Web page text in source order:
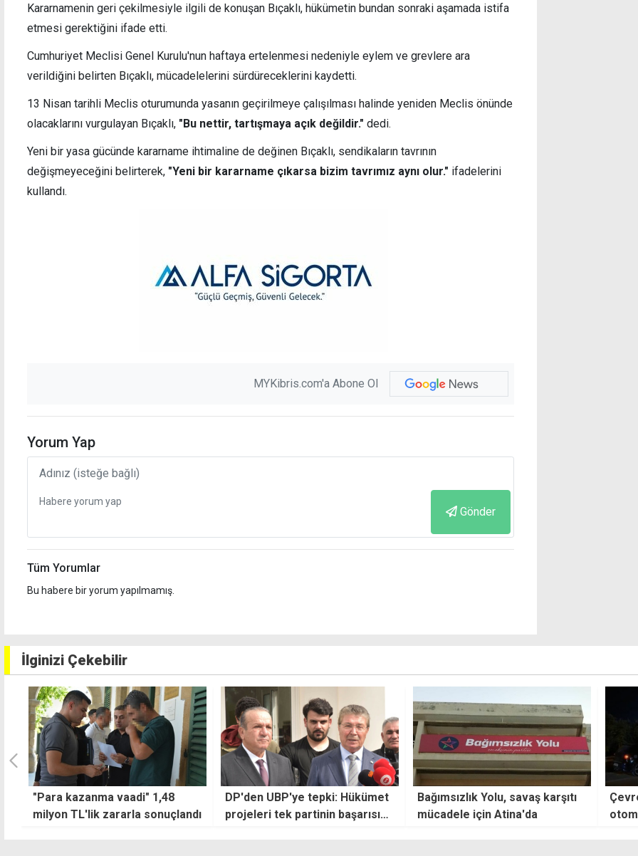
Kararnamenin geri çekilmesiyle ilgili de konuşan Bıçaklı, hükümetin bundan sonraki aşamada istifa
etmesi gerektiğini ifade etti.
Cumhuriyet Meclisi Genel Kurulu'nun haftaya ertelenmesi nedeniyle eylem ve grevlere ara
verildiğini belirten Bıçaklı, mücadelelerini sürdüreceklerini kaydetti.
13 Nisan tarihli Meclis oturumunda yasanın geçirilmeye çalışılması halinde yeniden Meclis önünde
olacaklarını vurgulayan Bıçaklı, "Bu nettir, tartışmaya açık değildir." dedi.
Yeni bir yasa gücünde kararname ihtimaline de değinen Bıçaklı, sendikaların tavrının
değişmeyeceğini belirterek, "Yeni bir kararname çıkarsa bizim tavrımız aynı olur." ifadelerini
kullandı.
MYKibris.com'a Abone Ol
Yorum Yap
Gönder
Tüm Yorumlar
Bu habere bir yorum yapılmamış.
İlginizi Çekebilir
DP'den UBP'ye tepki: Hükümet
projeleri tek partinin başarısı
Bağımsızlık Yolu, savaş karşıtı
mücadele için Atina'da
Çevre yolunda motosiklet ile
otomobil çarpıştı: 1 ağır yaralı
BM